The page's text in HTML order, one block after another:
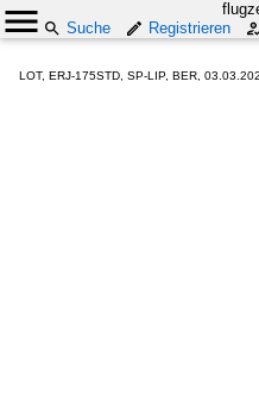
Suche
Registrieren
LOT, ERJ-175STD, SP-LIP, BER,